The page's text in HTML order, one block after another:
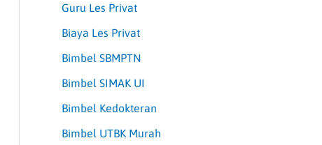
Guru Les Privat
Biaya Les Privat
Bimbel SBMPTN
Bimbel SIMAK UI
Bimbel Kedokteran
Bimbel UTBK Murah